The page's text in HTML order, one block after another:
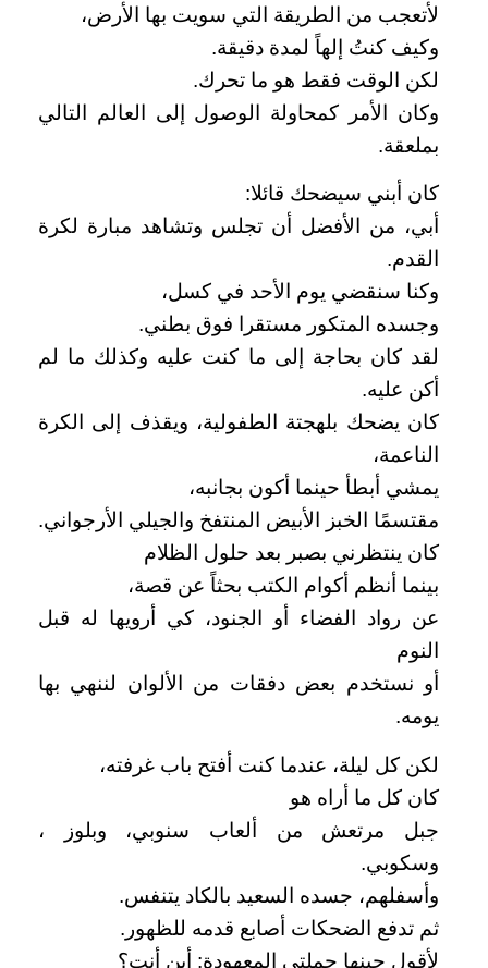
لأتعجب من الطريقة التي سويت بها الأرض،
وكيف كنتُ إلهاً لمدة دقيقة.
لكن الوقت فقط هو ما تحرك.
وكان الأمر كمحاولة الوصول إلى العالم التالي
بملعقة.
كان أبني سيضحك قائلا:
أبي، من الأفضل أن تجلس وتشاهد مبارة لكرة
القدم.
وكنا سنقضي يوم الأحد في كسل،
وجسده المتكور مستقرا فوق بطني.
لقد كان بحاجة إلى ما كنت عليه وكذلك ما لم
أكن عليه.
كان يضحك بلهجتة الطفولية، ويقذف إلى الكرة
الناعمة،
يمشي أبطأ حينما أكون بجانبه،
مقتسمًا الخبز الأبيض المنتفخ والجيلي الأرجواني.
كان ينتظرني بصبر بعد حلول الظلام
بينما أنظم أكوام الكتب بحثاً عن قصة،
عن رواد الفضاء أو الجنود، كي أرويها له قبل
النوم
أو نستخدم بعض دفقات من الألوان لننهي بها
يومه.
لكن كل ليلة، عندما كنت أفتح باب غرفته،
كان كل ما أراه هو
جبل مرتعش من ألعاب سنوبي، وبلوز ،
وسكوبي.
وأسفلهم، جسده السعيد بالكاد يتنفس.
ثم تدفع الضحكات أصابع قدمه للظهور.
لأقول حينها جملتي المعهودة: أين أنت؟